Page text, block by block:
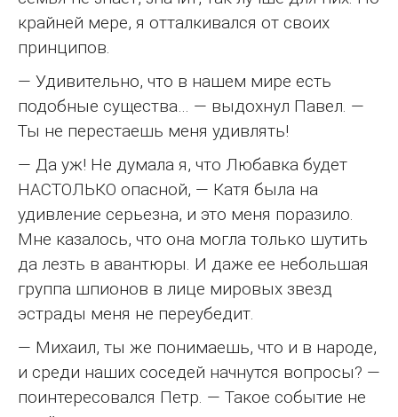
крайней мере, я отталкивался от своих
принципов.
— Удивительно, что в нашем мире есть
подобные существа… — выдохнул Павел. —
Ты не перестаешь меня удивлять!
— Да уж! Не думала я, что Любавка будет
НАСТОЛЬКО опасной, — Катя была на
удивление серьезна, и это меня поразило.
Мне казалось, что она могла только шутить
да лезть в авантюры. И даже ее небольшая
группа шпионов в лице мировых звезд
эстрады меня не переубедит.
— Михаил, ты же понимаешь, что и в народе,
и среди наших соседей начнутся вопросы? —
поинтересовался Петр. — Такое событие не